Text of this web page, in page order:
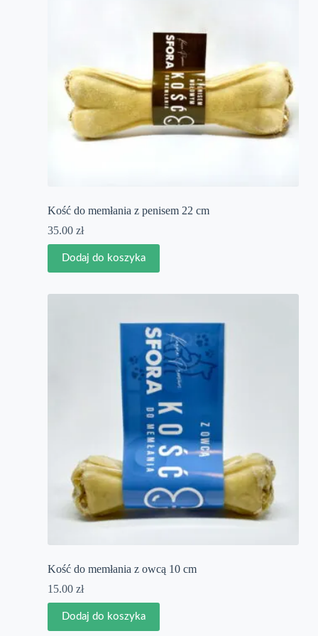
Kość do memłania z penisem 22 cm
35.00 zł
Dodaj do koszyka
Kość do memłania z owcą 10 cm
15.00 zł
Dodaj do koszyka